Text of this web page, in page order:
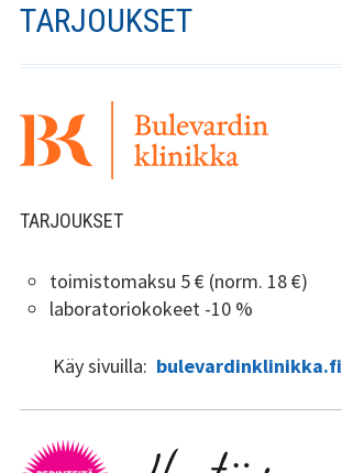
Stadin Slangi ry:n säännöt
Jäsenyys
Toiminta
Tsilari
Tsilari 2021
Tsilari 2020
TARJOUKSET
TARJOUKSET
toimistomaksu 5 € (norm. 18 €)
laboratoriokokeet -10 %
Käy sivuilla: bulevardinklinikka.fi